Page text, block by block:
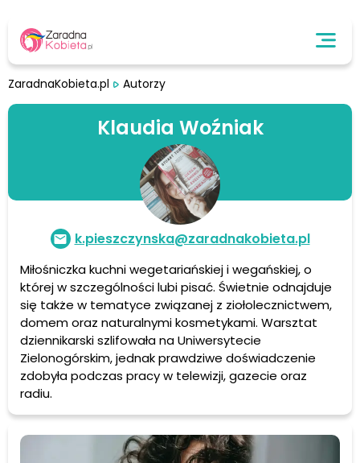
ZaradnaKobieta.pl Autorzy
Klaudia Woźniak
k.pieszczynska@zaradnakobieta.pl
Miłośniczka kuchni wegetariańskiej i wegańskiej, o
której w szczególności lubi pisać. Świetnie odnajduje
się także w tematyce związanej z ziołolecznictwem,
domem oraz naturalnymi kosmetykami. Warsztat
dziennikarski szlifowała na Uniwersytecie
Zielonogórskim, jednak prawdziwe doświadczenie
zdobyła podczas pracy w telewizji, gazecie oraz
radiu.